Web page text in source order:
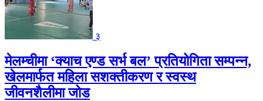
३
मेलम्चीमा ‘क्याच एण्ड सर्भ बल’ प्रतियोगिता सम्पन्न,
खेलमार्फत महिला सशक्तीकरण र स्वस्थ
जीवनशैलीमा जोड